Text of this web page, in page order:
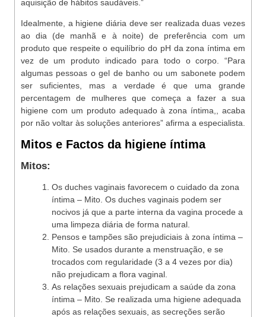
aquisição de hábitos saudáveis.”
Idealmente, a higiene diária deve ser realizada duas vezes
ao dia (de manhã e à noite) de preferência com um
produto que respeite o equilíbrio do pH da zona íntima em
vez de um produto indicado para todo o corpo. “Para
algumas pessoas o gel de banho ou um sabonete podem
ser suficientes, mas a verdade é que uma grande
percentagem de mulheres que começa a fazer a sua
higiene com um produto adequado à zona íntima,, acaba
por não voltar às soluções anteriores” afirma a especialista.
Mitos e Factos da higiene íntima
Mitos:
Os duches vaginais favorecem o cuidado da zona
íntima – Mito. Os duches vaginais podem ser
nocivos já que a parte interna da vagina procede a
uma limpeza diária de forma natural.
Pensos e tampões são prejudiciais à zona íntima –
Mito. Se usados durante a menstruação, e se
trocados com regularidade (3 a 4 vezes por dia)
não prejudicam a flora vaginal.
As relações sexuais prejudicam a saúde da zona
íntima – Mito. Se realizada uma higiene adequada
após as relações sexuais, as secreções serão